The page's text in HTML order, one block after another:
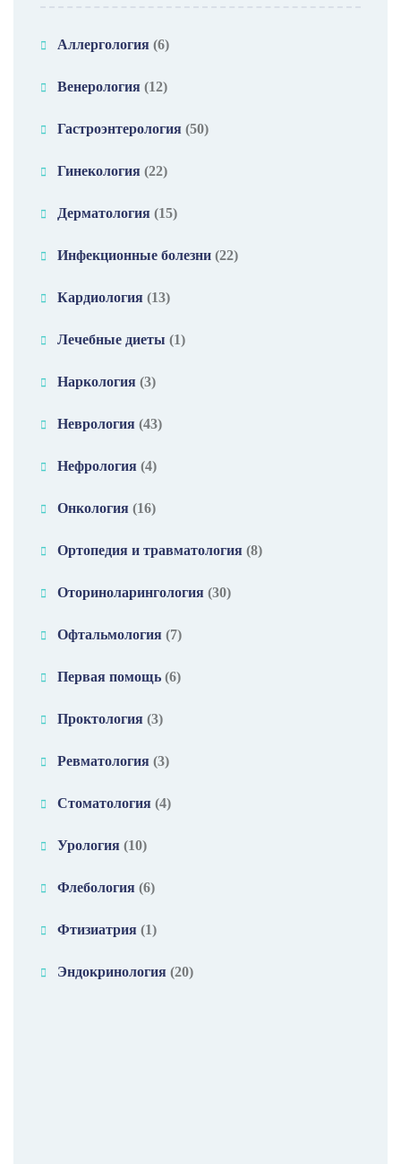
Аллергология (6)
Венерология (12)
Гастроэнтерология (50)
Гинекология (22)
Дерматология (15)
Инфекционные болезни (22)
Кардиология (13)
Лечебные диеты (1)
Наркология (3)
Неврология (43)
Нефрология (4)
Онкология (16)
Ортопедия и травматология (8)
Оториноларингология (30)
Офтальмология (7)
Первая помощь (6)
Проктология (3)
Ревматология (3)
Стоматология (4)
Урология (10)
Флебология (6)
Фтизиатрия (1)
Эндокринология (20)